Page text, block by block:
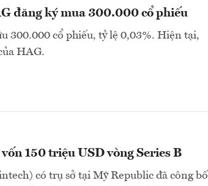
đăng ký mua 300.000 cổ phiếu
300.000 cổ phiếu, tỷ lệ 0,03%. Hiện tại,
HAG.
150 triệu USD vòng Series B
có trụ sở tại Mỹ Republic đã công bố